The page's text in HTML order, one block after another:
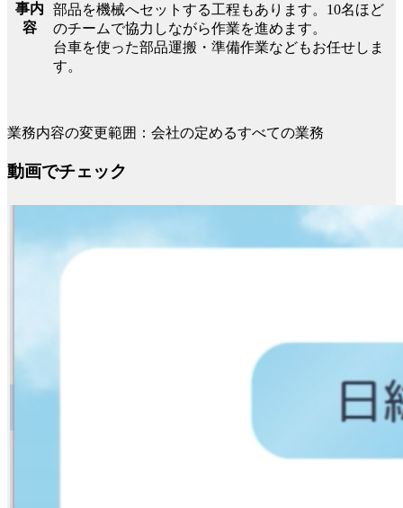
事内
容
部品を機械へセットする工程もあります。10名ほど
のチームで協力しながら作業を進めます。
台車を使った部品運搬・準備作業などもお任せしま
す。
業務内容の変更範囲：会社の定めるすべての業務
動画でチェック